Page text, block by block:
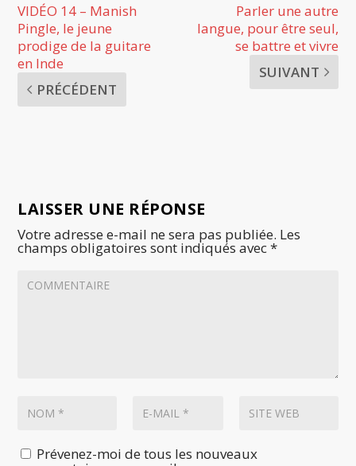
VIDÉO 14 – Manish
Pingle, le jeune
prodige de la guitare
en Inde
PRÉCÉDENT
Parler une autre
langue, pour être seul,
se battre et vivre
SUIVANT
LAISSER UNE RÉPONSE
Votre adresse e-mail ne sera pas publiée. Les
champs obligatoires sont indiqués avec*
Prévenez-moi de tous les nouveaux